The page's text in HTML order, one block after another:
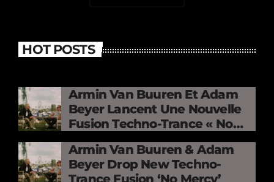
HOT POSTS
Armin Van Buuren Et Adam
Beyer Lancent Une Nouvelle
Fusion Techno-Trance « No
Mercy »
Armin Van Buuren & Adam
Beyer Drop New Techno-
Trance Fusion ‘No Mercy’